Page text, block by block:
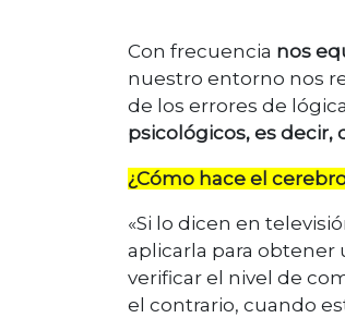
Con frecuencia nos
nuestro entorno nos
de los errores de
psicológicos, es decir,
¿Cómo hace el
«Si lo dicen en
aplicarla para obtener
verificar el nivel de
el contrario, cuando